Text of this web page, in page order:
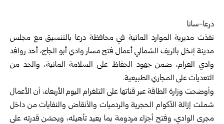
درعا-سانا‏
نفذت مديرية الموارد المائية في محافظة درعا بالتنسيق مع ‏مجلس
مدينة إنخل بالريف الشمالي أعمال فتح مسار وادي أبو ‏الجاج، أحد روافد
وادي العرام، ضمن جهود الحفاظ على ‏السلامة المائية، والحد من
التعديات على المجاري الطبيعية‎.‎
وأوضحت وزارة الطاقةعبر قناتها على التلغرام اليوم الأربعاء، ‏أن الأعمال
شملت إزالة الأكوام الحجرية والردميات والأنقاض ‏والنفايات من داخل
مجرى الوادي، وفتح أجزاء مردومة بما ‏يعيد تأهيله، ويحسّن قدرته على